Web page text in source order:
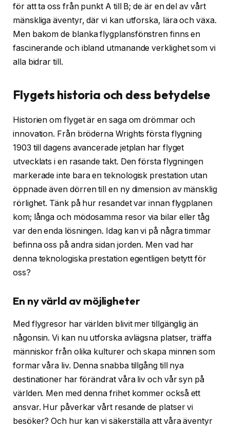
för att ta oss från punkt A till B; de är en del av vårt
mänskliga äventyr, där vi kan utforska, lära och växa.
Men bakom de blanka flygplansfönstren finns en
fascinerande och ibland utmanande verklighet som vi
alla bidrar till.
Flygets historia och dess betydelse
Historien om flyget är en saga om drömmar och
innovation. Från bröderna Wrights första flygning
1903 till dagens avancerade jetplan har flyget
utvecklats i en rasande takt. Den första flygningen
markerade inte bara en teknologisk prestation utan
öppnade även dörren till en ny dimension av mänsklig
rörlighet. Tänk på hur resandet var innan flygplanen
kom; långa och mödosamma resor via bilar eller tåg
var den enda lösningen. Idag kan vi på några timmar
befinna oss på andra sidan jorden. Men vad har
denna teknologiska prestation egentligen betytt för
oss?
En ny värld av möjligheter
Med flygresor har världen blivit mer tillgänglig än
någonsin. Vi kan nu utforska avlägsna platser, träffa
människor från olika kulturer och skapa minnen som
formar våra liv. Denna snabba tillgång till nya
destinationer har förändrat våra liv och vår syn på
världen. Men med denna frihet kommer också ett
ansvar. Hur påverkar vårt resande de platser vi
besöker? Och hur kan vi säkerställa att våra äventyr